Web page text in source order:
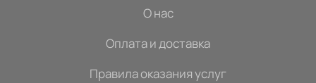
О нас
Оплата и доставка
Правила оказания услуг